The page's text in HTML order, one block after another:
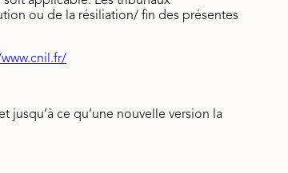
ou de la résiliation/ fin des présentes
ce qu’une nouvelle version la